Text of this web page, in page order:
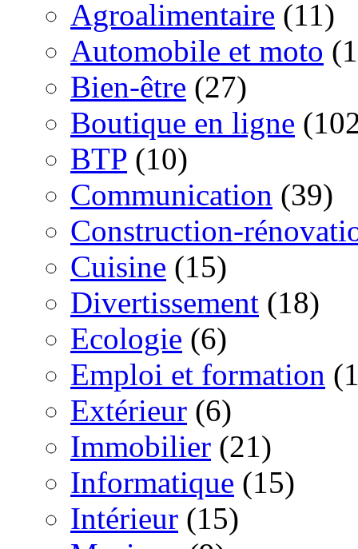
Agroalimentaire (11)
Automobile et moto
Bien-être (27)
Boutique en ligne
BTP (10)
Communication (39)
Construction-
Cuisine (15)
Divertissement (18)
Ecologie (6)
Emploi et formation
Extérieur (6)
Immobilier (21)
Informatique (15)
Intérieur (15)